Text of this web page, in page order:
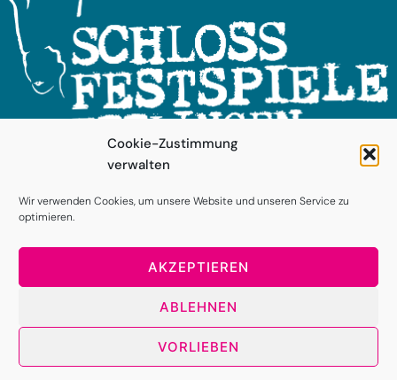
Cookie-Zustimmung
verwalten
Wir verwenden Cookies, um unsere Website und unseren Service zu
optimieren.
AKZEPTIEREN
ABLEHNEN
VORLIEBEN
FOLGEN SIE UNS!